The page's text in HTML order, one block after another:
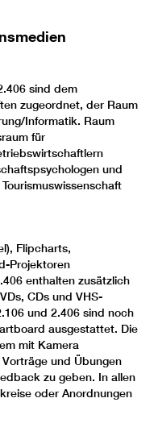
sind dem
zugeordnet, der Raum
Informatik. Raum
für
und
Flipcharts,
Projektoren
enthalten zusätzlich
CDs und VHS-
und 2.406 sind noch
ausgestattet. Die
mit Kamera
und Übungen
zu geben. In allen
oder Anordnungen